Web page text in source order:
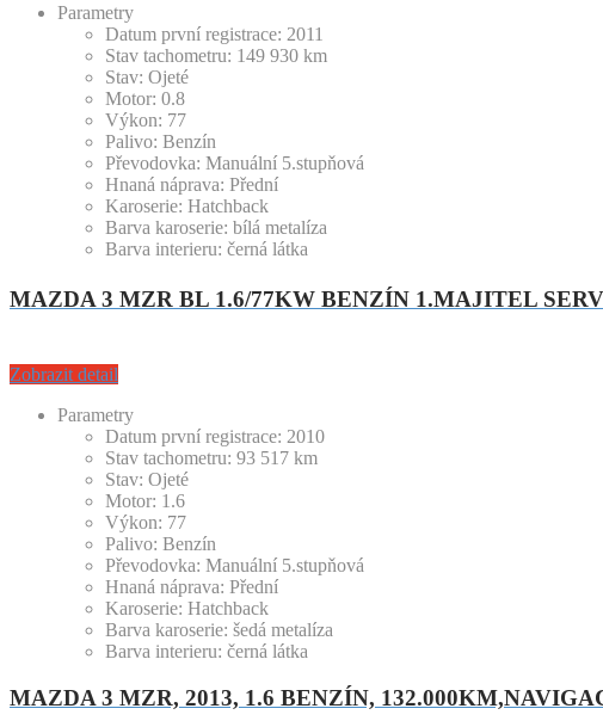
Parametry
Datum první registrace: 2011
Stav tachometru: 149 930 km
Stav: Ojeté
Motor: 0.8
Výkon: 77
Palivo: Benzín
Převodovka: Manuální 5.stupňová
Hnaná náprava: Přední
Karoserie: Hatchback
Barva karoserie: bílá metalíza
Barva interieru: černá látka
MAZDA 3 MZR BL 1.6/77KW BENZÍN 1.MAJITEL
Zobrazit detail
Parametry
Datum první registrace: 2010
Stav tachometru: 93 517 km
Stav: Ojeté
Motor: 1.6
Výkon: 77
Palivo: Benzín
Převodovka: Manuální 5.stupňová
Hnaná náprava: Přední
Karoserie: Hatchback
Barva karoserie: šedá metalíza
Barva interieru: černá látka
MAZDA 3 MZR, 2013, 1.6 BENZÍN,